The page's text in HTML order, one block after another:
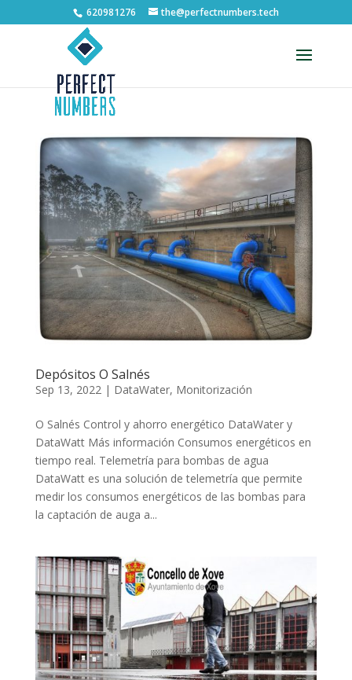
Abrir barra de herramientas
620981276 the@perfectnumbers.tech
Depósitos O Salnés
Sep 13, 2022 | DataWater, Monitorización
O Salnés Control y ahorro energético DataWater y
DataWatt Más información Consumos energéticos en
tiempo real. Telemetría para bombas de agua
DataWatt es una solución de telemetría que permite
medir los consumos energéticos de las bombas para
la captación de auga a...